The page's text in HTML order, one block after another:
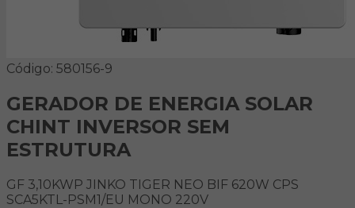
Código: 580156-9
GERADOR DE ENERGIA SOLAR
CHINT INVERSOR SEM
ESTRUTURA
GF 3,10KWP JINKO TIGER NEO BIF 620W CPS
SCA5KTL-PSM1/EU MONO 220V